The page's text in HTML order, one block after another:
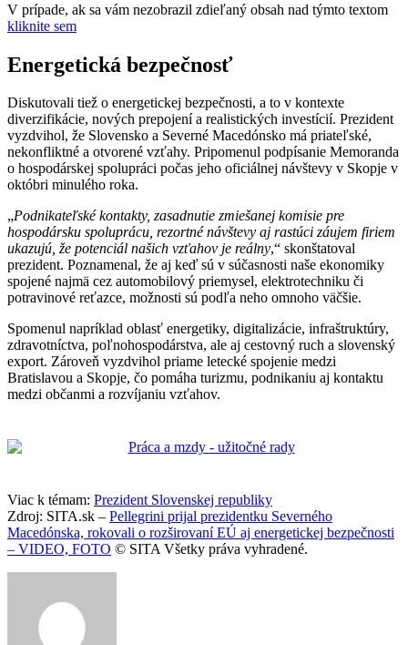
V prípade, ak sa vám nezobrazil zdieľaný obsah nad týmto textom
kliknite sem
Energetická bezpečnosť
Diskutovali tiež o energetickej bezpečnosti, a to v kontexte
diverzifikácie, nových prepojení a realistických investícií. Prezident
vyzdvihol, že Slovensko a Severné Macedónsko má priateľské,
nekonfliktné a otvorené vzťahy. Pripomenul podpísanie Memoranda
o hospodárskej spolupráci počas jeho oficiálnej návštevy v Skopje v
októbri minulého roka.
„Podnikateľské kontakty, zasadnutie zmiešanej komisie pre
hospodársku spoluprácu, rezortné návštevy aj rastúci záujem firiem
ukazujú, že potenciál našich vzťahov je reálny,“ skonštatoval
prezident. Poznamenal, že aj keď sú v súčasnosti naše ekonomiky
spojené najmä cez automobilový priemysel, elektrotechniku či
potravinové reťazce, možnosti sú podľa neho omnoho väčšie.
Spomenul napríklad oblasť energetiky, digitalizácie, infraštruktúry,
zdravotníctva, poľnohospodárstva, ale aj cestovný ruch a slovenský
export. Zároveň vyzdvihol priame letecké spojenie medzi
Bratislavou a Skopje, čo pomáha turizmu, podnikaniu aj kontaktu
medzi občanmi a rozvíjaniu vzťahov.
Viac k témam: Prezident Slovenskej republiky
Zdroj: SITA.sk – Pellegrini prijal prezidentku Severného
Macedónska, rokovali o rozširovaní EÚ aj energetickej bezpečnosti
– VIDEO, FOTO © SITA Všetky práva vyhradené.